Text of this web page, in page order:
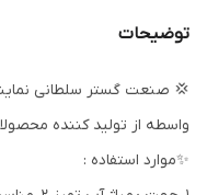
حداکثر آبدهی
توضیحات
💢 صنعت گستر سلطانی
واسطه از تولید کننده
✨موارد استفاده :